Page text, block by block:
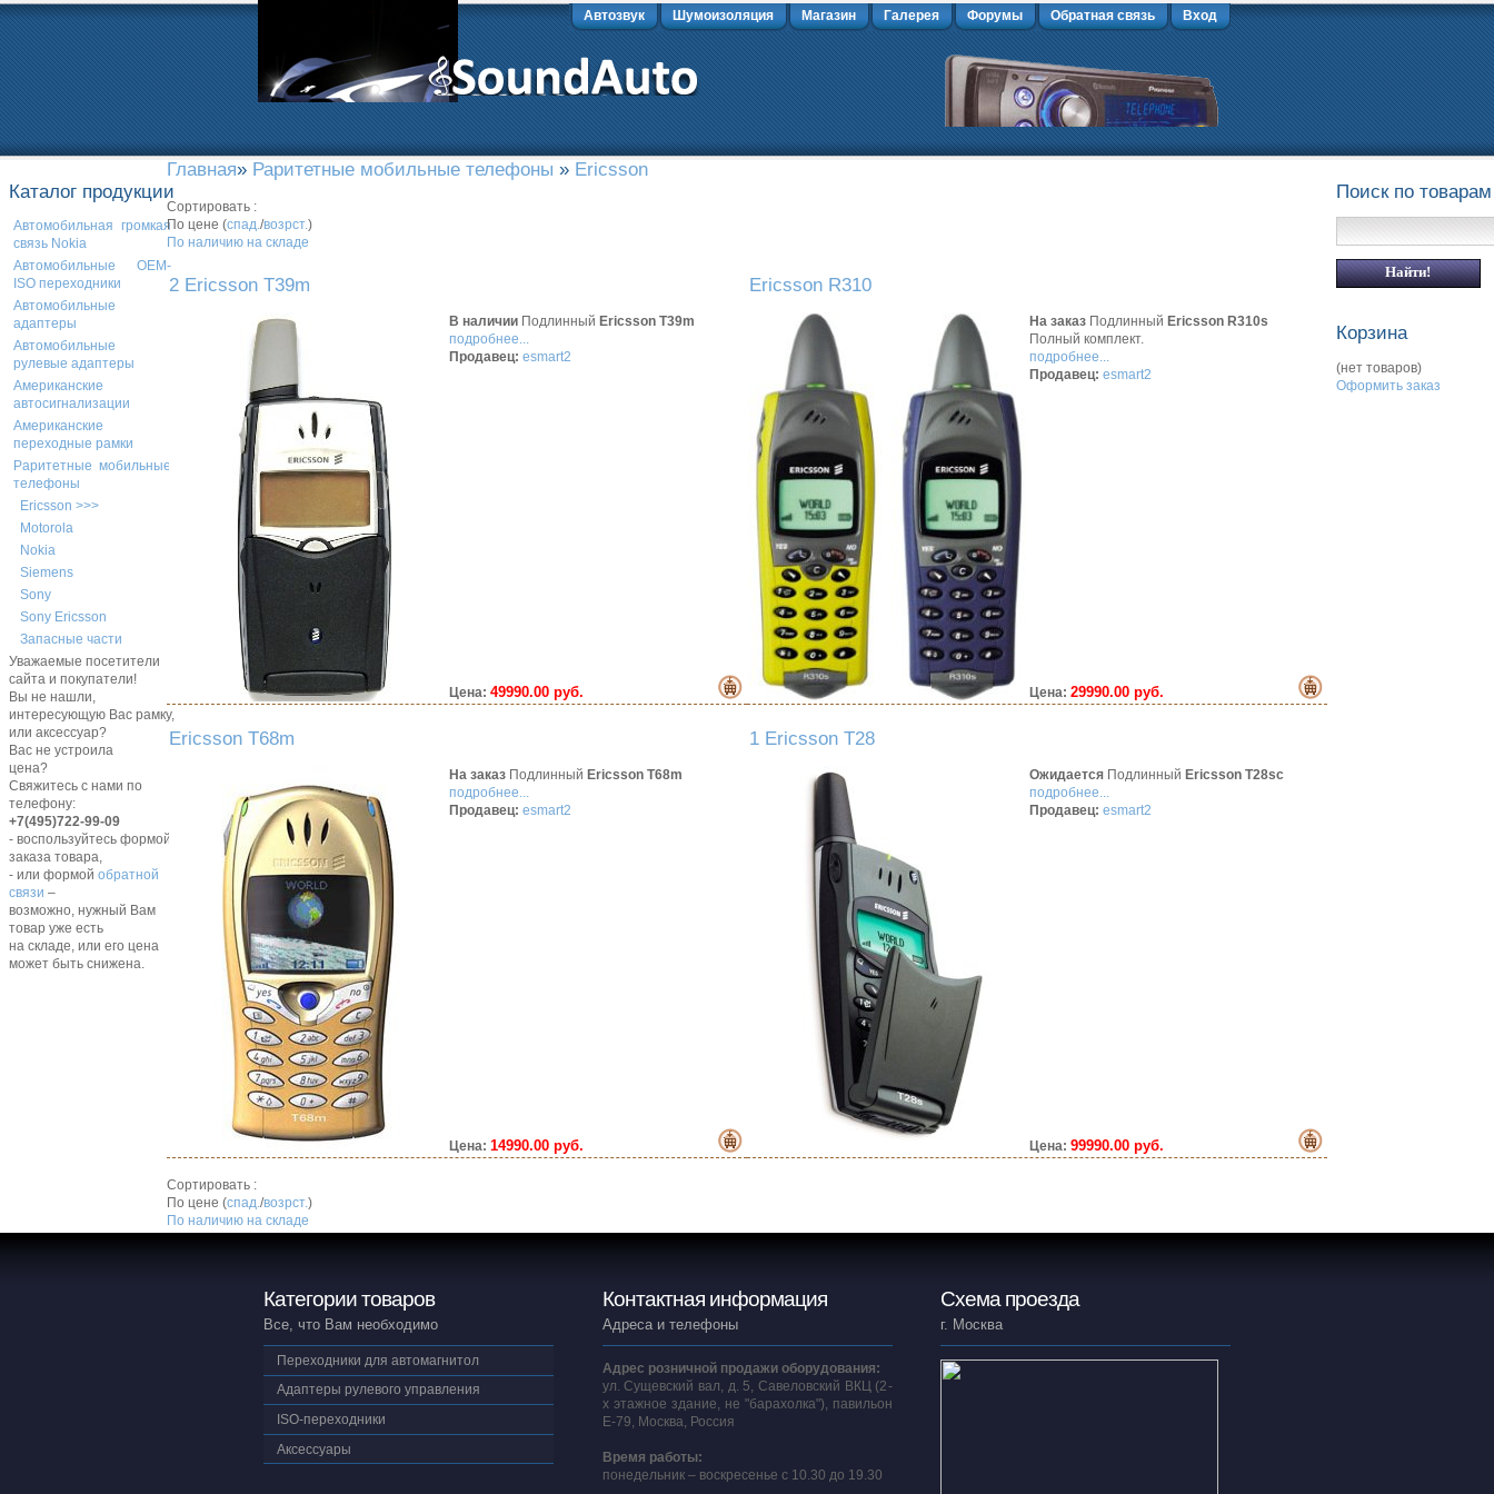
Автозвук Шумоизоляция Магазин Галерея Форумы Обратная связь Вход
Каталог продукции
Автомобильная громкая
связь Nokia
Автомобильные OEM-
ISO переходники
Автомобильные
адаптеры
Автомобильные
рулевые адаптеры
Американские
автосигнализации
Американские
переходные рамки
Раритетные мобильные
телефоны
Ericsson >>>
Motorola
Nokia
Siemens
Sony
Sony Ericsson
Запасные части
Уважаемые посетители
сайта и покупатели!
Вы не нашли,
интересующую Вас рамку,
или аксессуар?
Вас не устроила
цена?
Свяжитесь с нами по
телефону:
+7(495)722-99-09
- воспользуйтесь формой
заказа товара,
- или формой обратной
связи –
возможно, нужный Вам
товар уже есть
на складе, или его цена
может быть снижена.
Главная» Раритетные мобильные телефоны » Ericsson
Сортировать :
По цене (спад./возрст.)
По наличию на складе
2 Ericsson T39m
В наличии Подлинный Ericsson T39m
подробнее...
Продавец: esmart2
Цена: 49990.00 руб.
Ericsson R310
На заказ Подлинный Ericsson R310s
Полный комплект.
подробнее...
Продавец: esmart2
Цена: 29990.00 руб.
Ericsson T68m
На заказ Подлинный Ericsson T68m
подробнее...
Продавец: esmart2
Цена: 14990.00 руб.
1 Ericsson T28
Ожидается Подлинный Ericsson T28sc
подробнее...
Продавец: esmart2
Цена: 99990.00 руб.
Сортировать :
По цене (спад./возрст.)
По наличию на складе
Поиск по товарам
Корзина
(нет товаров)
Оформить заказ
Категории товаров
Все, что Вам необходимо
Переходники для автомагнитол
Адаптеры рулевого управления
ISO-переходники
Аксессуары
Контактная информация
Адреса и телефоны
Адрес розничной продажи оборудования:
ул. Сущевский вал, д. 5, Савеловский ВКЦ (2-
х этажное здание, не "барахолка"), павильон
E-79, Москва, Россия
Время работы:
понедельник – воскресенье с 10.30 до 19.30
Схема проезда
г. Москва